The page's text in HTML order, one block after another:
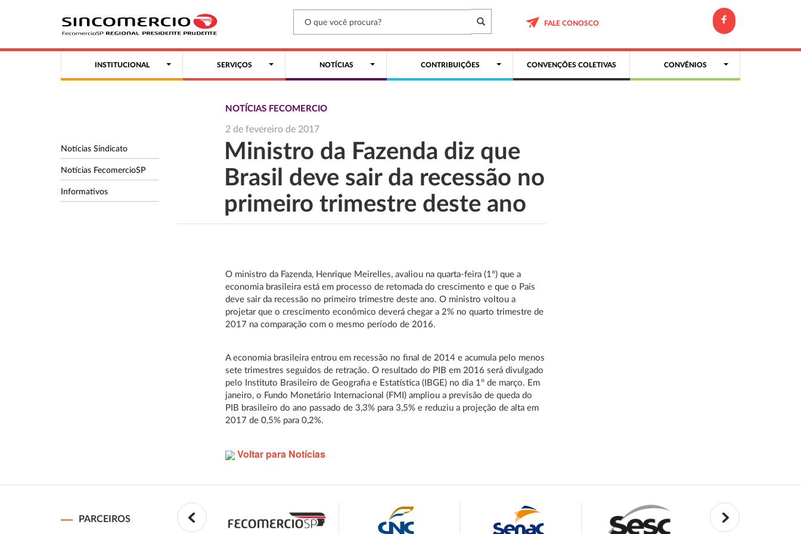
FALE CONOSCO
INSTITUCIONAL SERVIÇOS NOTÍCIAS CONTRIBUIÇÕES CONVENÇÕES COLETIVAS CONVÊNIOS
Notícias Sindicato
Notícias FecomercioSP
Informativos
NOTÍCIAS FECOMERCIO
2 de fevereiro de 2017
Ministro da Fazenda diz que
Brasil deve sair da recessão no
primeiro trimestre deste ano
O ministro da Fazenda, Henrique Meirelles, avaliou na quarta-feira (1º) que a
economia brasileira está em processo de retomada do crescimento e que o País
deve sair da recessão no primeiro trimestre deste ano. O ministro voltou a
projetar que o crescimento econômico deverá chegar a 2% no quarto trimestre de
2017 na comparação com o mesmo período de 2016.
A economia brasileira entrou em recessão no final de 2014 e acumula pelo menos
sete trimestres seguidos de retração. O resultado do PIB em 2016 será divulgado
pelo Instituto Brasileiro de Geografia e Estatística (IBGE) no dia 1º de março. Em
janeiro, o Fundo Monetário Internacional (FMI) ampliou a previsão de queda do
PIB brasileiro do ano passado de 3,3% para 3,5% e reduziu a projeção de alta em
2017 de 0,5% para 0,2%.
Voltar para Notícias
PARCEIROS